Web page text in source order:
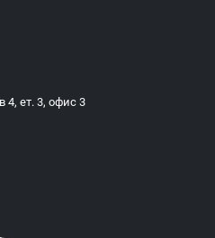
4, ет. 3, офис 3